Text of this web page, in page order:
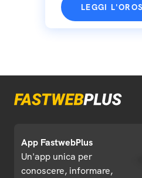
LEGGI
App FastwebPlus
Un'app unica per
conoscere, informare,